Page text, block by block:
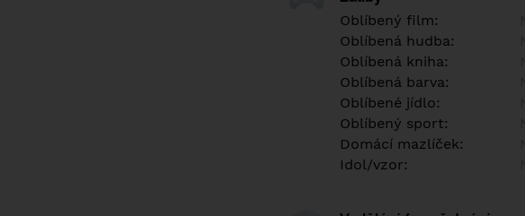
Oblíbený film:
Oblíbená hudba:
Oblíbená kniha:
Oblíbená barva:
Oblíbené jídlo:
Oblíbený sport:
Domácí mazlíček:
Idol/vzor: